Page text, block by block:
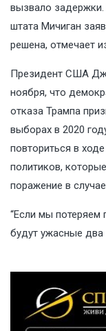
вызвало задержки.
штата Мичиган
решена, отмечает
Президент США
ноября, что
отказа Трампа
выборах в 2020
повториться в
политиков,
поражение в
“Если мы потеряем
будут ужасные два